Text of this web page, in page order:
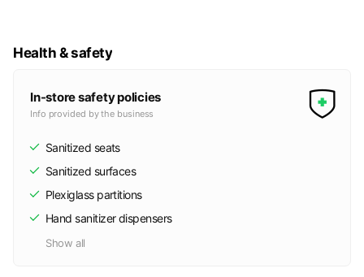
Health & safety
In-store safety policies
Info provided by the business
Sanitized seats
Sanitized surfaces
Plexiglass partitions
Hand sanitizer dispensers
Show all